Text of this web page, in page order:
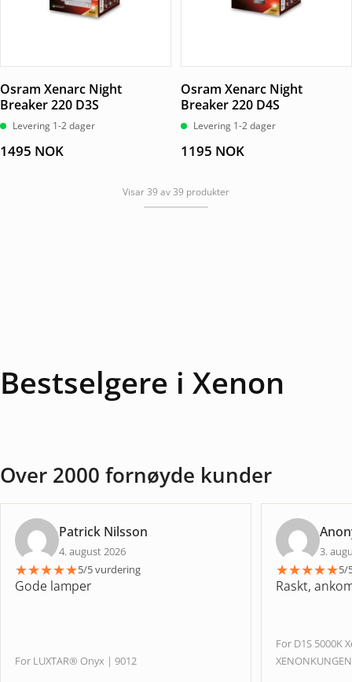
Osram Xenarc Night
Breaker 220 D3S
Levering 1-2 dager
1495 NOK
Osram Xenarc Night
Breaker 220 D4S
Levering 1-2 dager
1195 NOK
Visar 39 av 39 produkter
Bestselgere i Xenon
Over 2000 fornøyde kunder
Patrick Nilsson
4. august 2026
★★★★★5/5 vurdering
Gode lamper
For LUXTAR® Onyx | 9012
3.
★★★★★5/
Raskt,
For D1S 5000K